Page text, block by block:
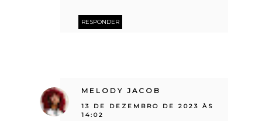
RESPONDER
MELODY JACOB
13 DE DEZEMBRO DE 2023 ÀS
14:02